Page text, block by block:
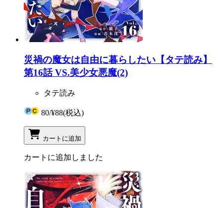
災禍の魔女は自由に暮らしたい【タテ読み】
第16話 VS.美少女悪魔(2)
タテ読み
80/¥88(税込)
カートに追加
カートに追加しました